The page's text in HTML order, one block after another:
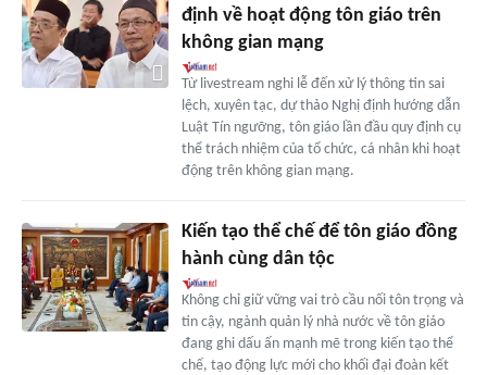
định về hoạt động tôn giáo trên
không gian mạng
Từ livestream nghi lễ đến xử lý thông tin sai
lệch, xuyên tạc, dự thảo Nghị định hướng dẫn
Luật Tín ngưỡng, tôn giáo lần đầu quy định cụ
thể trách nhiệm của tổ chức, cá nhân khi hoạt
động trên không gian mạng.
Kiến tạo thể chế để tôn giáo đồng
hành cùng dân tộc
Không chỉ giữ vững vai trò cầu nối tôn trọng và
tin cậy, ngành quản lý nhà nước về tôn giáo
đang ghi dấu ấn mạnh mẽ trong kiến tạo thể
chế, tạo động lực mới cho khối đại đoàn kết